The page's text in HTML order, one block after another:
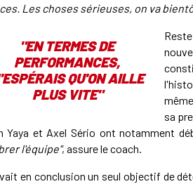
Les choses sérieuses, on va
"EN TERMES DE
PERFORMANCES,
QU'ON AILLE
PLUS VITE"
sa
Yaya et Axel Sério ont notamment
l'équipe", assure le coach.
en conclusion un seul objectif de